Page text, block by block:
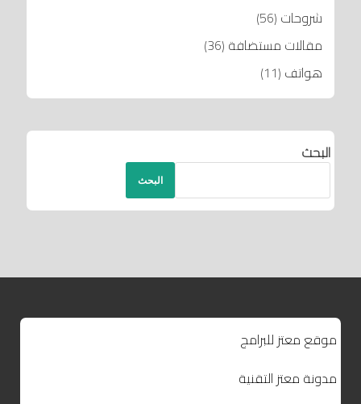
شروحات (56)
مقالات مستضافة (36)
هواتف (11)
البحث
البحث
موقع معتز للبرامج
مدونة معتز التقنية